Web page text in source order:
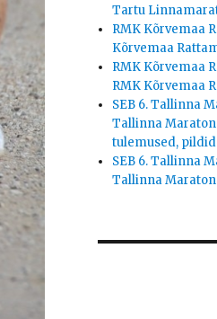
Tartu
RMK Kõrvemaa
Kõrvemaa
RMK Kõrvemaa
RMK Kõrvemaa
SEB 6. Tallinna
Tallinna Maraton
tulemused,
SEB 6. Tallinna
Tallinna